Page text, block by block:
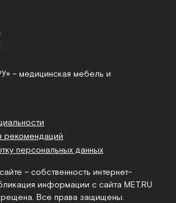
– медицинская мебель и
рекомендаций
персональных данных
– собственность интернет-
информации с сайта MET.RU
Все права защищены.